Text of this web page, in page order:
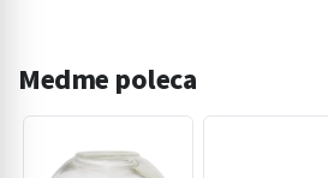
Medme poleca